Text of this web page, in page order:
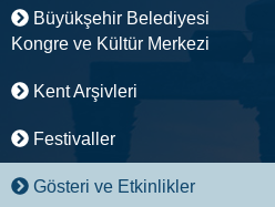
Büyükşehir Belediyesi
Kongre ve Kültür Merkezi
Kent Arşivleri
Festivaller
Gösteri ve Etkinlikler